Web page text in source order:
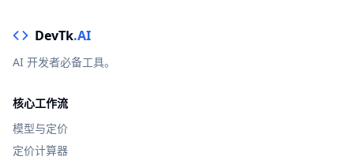
DevTk.AI
AI 开发者必备工具。
核心工作流
模型与定价
定价计算器